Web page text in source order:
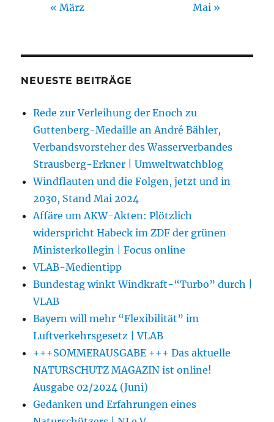
« März Mai »
NEUESTE BEITRÄGE
Rede zur Verleihung der Enoch zu
Guttenberg-Medaille an André Bähler,
Verbandsvorsteher des Wasserverbandes
Strausberg-Erkner | Umweltwatchblog
Windflauten und die Folgen, jetzt und in
2030, Stand Mai 2024
Affäre um AKW-Akten: Plötzlich
widerspricht Habeck im ZDF der grünen
Ministerkollegin | Focus online
VLAB-Medientipp
Bundestag winkt Windkraft-“Turbo” durch |
VLAB
Bayern will mehr “Flexibilität” im
Luftverkehrsgesetz | VLAB
+++SOMMERAUSGABE +++ Das aktuelle
NATURSCHUTZ MAGAZIN ist online!
Ausgabe 02/2024 (Juni)
Gedanken und Erfahrungen eines